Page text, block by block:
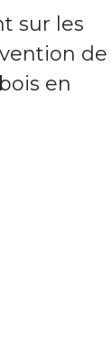
sur les
de
en